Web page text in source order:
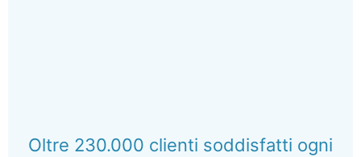
Oltre 230.000 clienti soddisfatti ogni